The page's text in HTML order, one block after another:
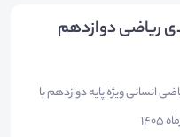
ریاضی دوازدهم
انسانی ویژه پایه دوازدهم با